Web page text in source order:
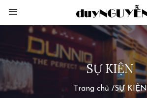
menu
SỰ KIỆN
Trang chủ /SỰ KIỆN